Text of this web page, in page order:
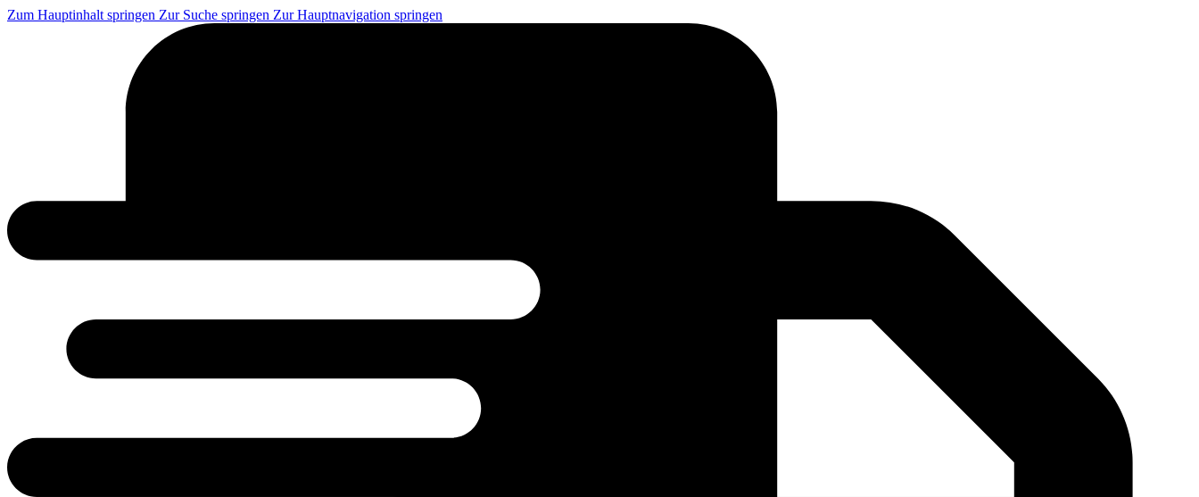
Zum Hauptinhalt springen Zur Suche springen Zur Hauptnavigation springen